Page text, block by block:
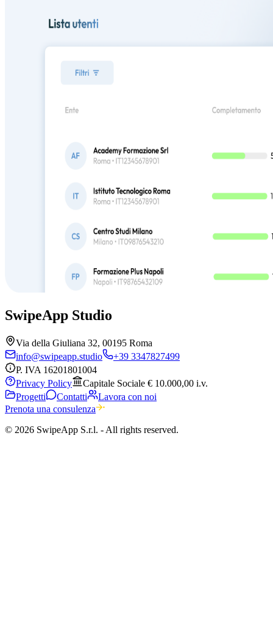
SwipeApp Studio
Via della Giuliana 32, 00195 Roma
info@swipeapp.studio
+39 3347827499
P. IVA16201801004
Privacy Policy
Capitale Sociale € 10.000,00 i.v.
Progetti
Contatti
Lavora con noi
Prenota una consulenza
© 2026 SwipeApp S.r.l. -All rights reserved.